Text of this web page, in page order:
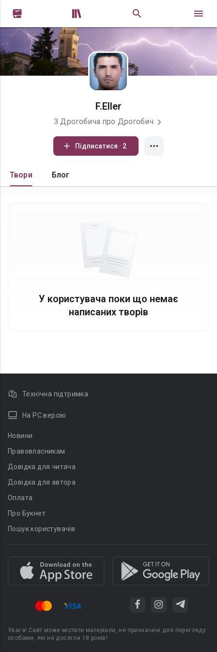
 
F.Eller
З Дрогобича про Дрогобич
Підписатися · 2
Твори Блог
У користувача поки що немає
написаних творів
Технічна підтримка
На PC версію
Новини
Правовласникам
Довідка для читача
Довідка для автора
Оплата
Про Букнет
Пошук користувачів
Увага! Сайт може містити матеріали, не призначені для перегляду
особами, які не досягли 18 років!